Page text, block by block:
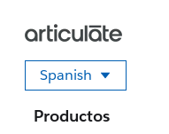
Spanish
Seleccione su
Productos